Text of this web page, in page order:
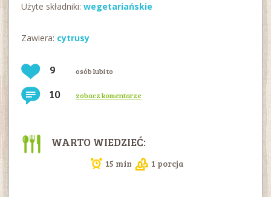
Użyte składniki: wegetariańskie
Zawiera: cytrusy
9 osób lubi to
10 zobacz komentarze
WARTO WIEDZIEĆ:
15 min 1 porcja